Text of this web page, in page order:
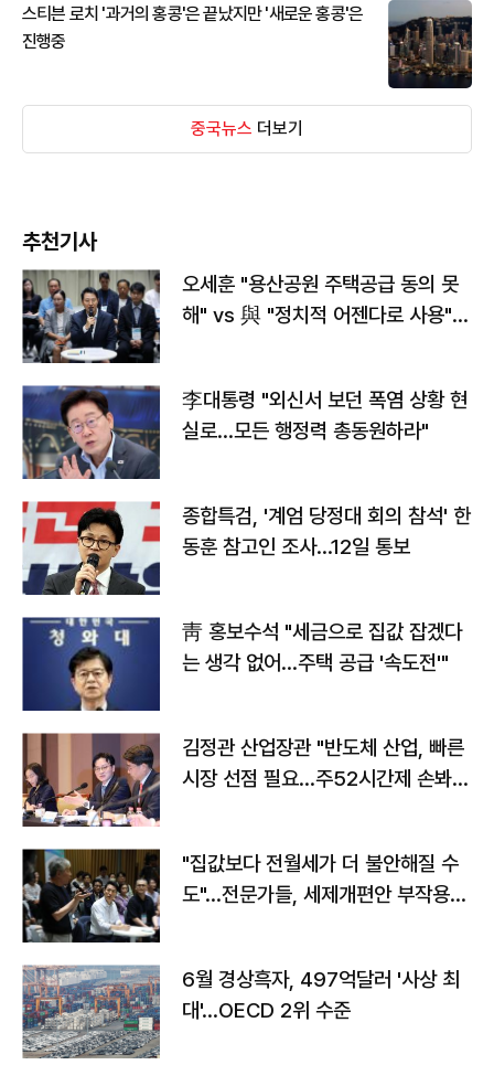
스티븐 로치 '과거의 홍콩'은 끝났지만 '새로운 홍콩'은
진행중
중국뉴스 더보기
추천기사
오세훈 "용산공원 주택공급 동의 못
해" vs 與 "정치적 어젠다로 사용"
李대통령 "외신서 보던 폭염 상황 현
실로…모든 행정력 총동원하라"
종합특검, '계엄 당정대 회의 참석' 한
동훈 참고인 조사...12일 통보
靑 홍보수석 "세금으로 집값 잡겠다
는 생각 없어…주택 공급 '속도전'"
김정관 산업장관 "반도체 산업, 빠른
시장 선점 필요…주52시간제 손봐
"집값보다 전월세가 더 불안해질 수
도"…전문가들, 세제개편안 부작용
6월 경상흑자, 497억달러 '사상 최
대'…OECD 2위 수준